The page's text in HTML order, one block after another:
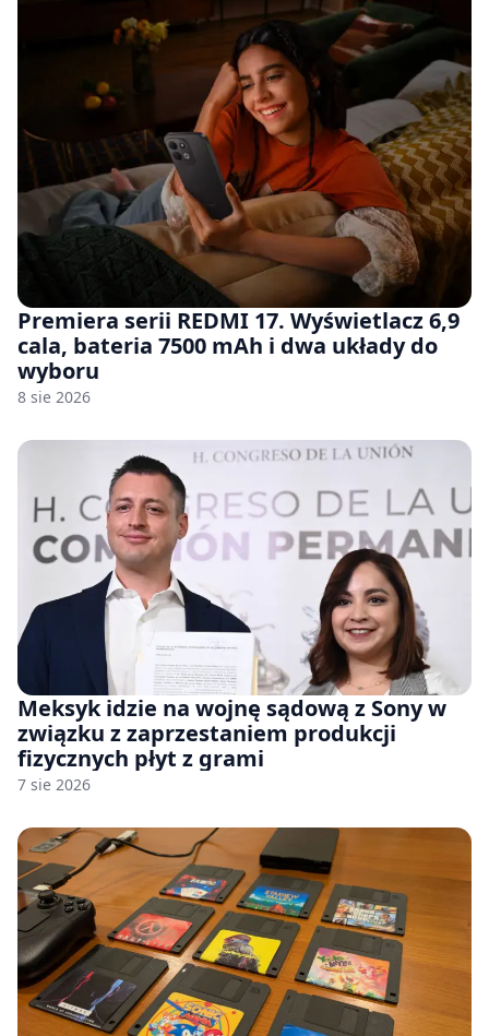
Premiera serii REDMI 17. Wyświetlacz 6,9
cala, bateria 7500 mAh i dwa układy do
wyboru
8 sie 2026
Meksyk idzie na wojnę sądową z Sony w
związku z zaprzestaniem produkcji
fizycznych płyt z grami
7 sie 2026